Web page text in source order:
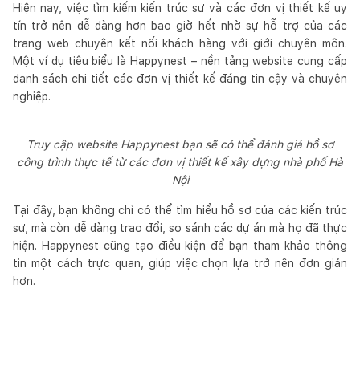
Hiện nay, việc tìm kiếm kiến trúc sư và các đơn vị thiết kế uy
tín trở nên dễ dàng hơn bao giờ hết nhờ sự hỗ trợ của các
trang web chuyên kết nối khách hàng với giới chuyên môn.
Một ví dụ tiêu biểu là Happynest – nền tảng website cung cấp
danh sách chi tiết các đơn vị thiết kế đáng tin cậy và chuyên
nghiệp.
Truy cập website Happynest bạn sẽ có thể đánh giá hồ sơ
công trình thực tế từ các đơn vị thiết kế xây dựng nhà phố Hà
Nội
Tại đây, bạn không chỉ có thể tìm hiểu hồ sơ của các kiến trúc
sư, mà còn dễ dàng trao đổi, so sánh các dự án mà họ đã thực
hiện. Happynest cũng tạo điều kiện để bạn tham khảo thông
tin một cách trực quan, giúp việc chọn lựa trở nên đơn giản
hơn.